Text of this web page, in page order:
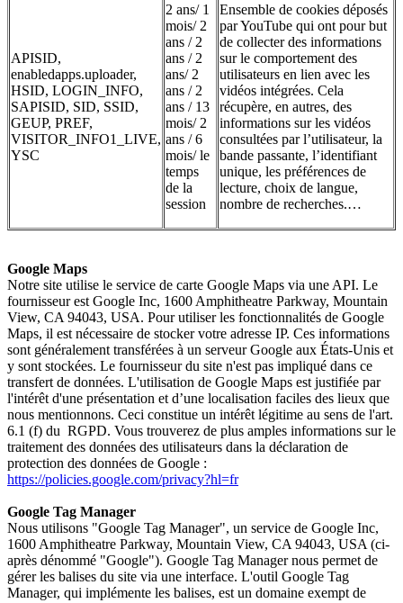
APISID,
enabledapps.uploader,
HSID, LOGIN_INFO,
SAPISID, SID, SSID,
GEUP, PREF,
VISITOR_INFO1_LIVE,
YSC
2 ans/ 1
mois/ 2
ans / 2
ans / 2
ans/ 2
ans / 2
ans / 13
mois/ 2
ans / 6
mois/ le
temps
de la
session
Ensemble de cookies déposés
par YouTube qui ont pour but
de collecter des informations
sur le comportement des
utilisateurs en lien avec les
vidéos intégrées. Cela
récupère, en autres, des
informations sur les vidéos
consultées par l’utilisateur, la
bande passante, l’identifiant
unique, les préférences de
lecture, choix de langue,
nombre de recherches.…
Google Maps
Notre site utilise le service de carte Google Maps via une API. Le
fournisseur est Google Inc, 1600 Amphitheatre Parkway, Mountain
View, CA 94043, USA. Pour utiliser les fonctionnalités de Google
Maps, il est nécessaire de stocker votre adresse IP. Ces informations
sont généralement transférées à un serveur Google aux États-Unis et
y sont stockées. Le fournisseur du site n'est pas impliqué dans ce
transfert de données. L'utilisation de Google Maps est justifiée par
l'intérêt d'une présentation et d’une localisation faciles des lieux que
nous mentionnons. Ceci constitue un intérêt légitime au sens de l'art.
6.1 (f) du RGPD. Vous trouverez de plus amples informations sur le
traitement des données des utilisateurs dans la déclaration de
protection des données de Google :
https://policies.google.com/privacy?hl=fr
Google Tag Manager
Nous utilisons "Google Tag Manager", un service de Google Inc,
1600 Amphitheatre Parkway, Mountain View, CA 94043, USA (ci-
après dénommé "Google"). Google Tag Manager nous permet de
gérer les balises du site via une interface. L'outil Google Tag
Manager, qui implémente les balises, est un domaine exempt de